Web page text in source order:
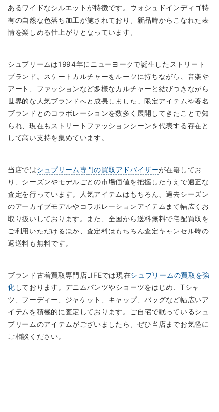
あるワイドなシルエットが特徴です。ウォシュドインディゴ特
有の自然な色落ち加工が施されており、新品時からこなれた表
情を楽しめる仕上がりとなっています。
シュプリームは1994年にニューヨークで誕生したストリート
ブランド。スケートカルチャーをルーツに持ちながら、音楽や
アート、ファッションなど多様なカルチャーと結びつきながら
世界的な人気ブランドへと成長しました。限定アイテムや著名
ブランドとのコラボレーションを数多く展開してきたことで知
られ、現在もストリートファッションシーンを代表する存在と
して高い支持を集めています。
当店ではシュプリーム専門の買取アドバイザーが在籍してお
り、シーズンやモデルごとの市場価値を把握したうえで適正な
査定を行っています。人気アイテムはもちろん、過去シーズン
のアーカイブモデルやコラボレーションアイテムまで幅広くお
取り扱いしております。また、全国から送料無料で宅配買取を
ご利用いただけるほか、査定料はもちろん査定キャンセル時の
返送料も無料です。
ブランド古着買取専門店LIFEでは現在シュプリームの買取を強
化 しております。デニムパンツやショーツをはじめ、Tシャ
ツ、フーディー、ジャケット、キャップ、バッグなど幅広いア
イテムを積極的に査定しております。ご自宅で眠っているシュ
プリームのアイテムがございましたら、ぜひ当店までお気軽に
ご相談ください。